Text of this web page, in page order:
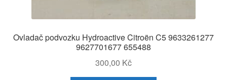
Reklamační řád
Vrakoviště Citroën
Ovladač podvozku Hydroactive Citroën C5 9633261277
9627701677 655488
300,00 Kč